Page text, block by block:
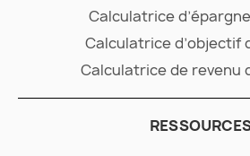
Calculatrice
Calculatrice d’objectif
Calculatrice de revenu